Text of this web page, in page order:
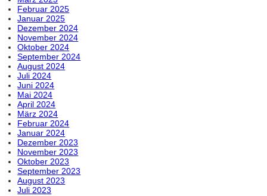
Februar 2025
Januar 2025
Dezember 2024
November 2024
Oktober 2024
September 2024
August 2024
Juli 2024
Juni 2024
Mai 2024
April 2024
März 2024
Februar 2024
Januar 2024
Dezember 2023
November 2023
Oktober 2023
September 2023
August 2023
Juli 2023